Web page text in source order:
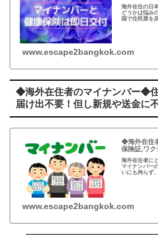
海外在住の日
どうかは悩み
国で住民票を
www.escape2bangkok.com
◆海外在住者のマイナンバー◆
届け出不要！但し新規や送金に
◆海外在住
保険証,ワク
海外在住者に
マイナンバー
いにも拘らず
www.escape2bangkok.com